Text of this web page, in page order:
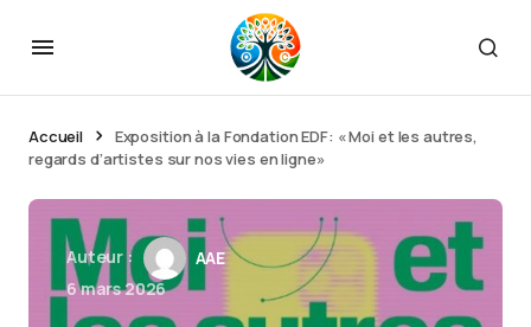
Accueil
Exposition à la Fondation EDF: « Moi et les autres,
regards d’artistes sur nos vies en ligne»
Auteur :
AAE
6 mars 2026